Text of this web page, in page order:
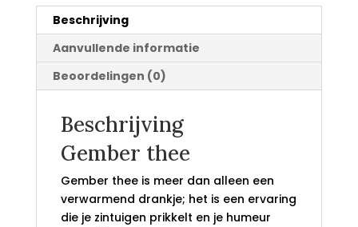
Beschrijving
Aanvullende informatie
Beoordelingen (0)
Beschrijving
Gember thee
Gember thee is meer dan alleen een
verwarmend drankje; het is een ervaring
die je zintuigen prikkelt en je humeur